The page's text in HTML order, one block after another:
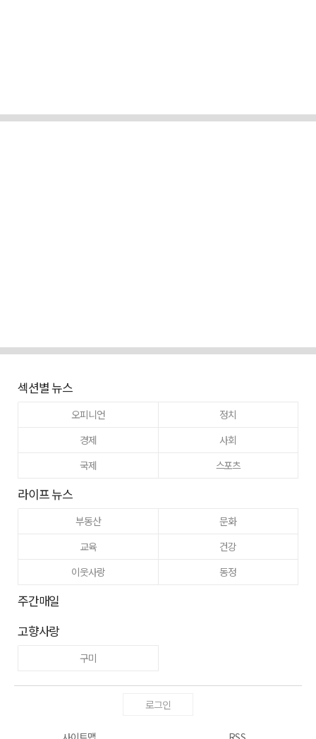
섹션별 뉴스
오피니언
정치
경제
사회
국제
스포츠
라이프 뉴스
부동산
문화
교육
건강
이웃사랑
동정
주간매일
고향사랑
구미
로그인